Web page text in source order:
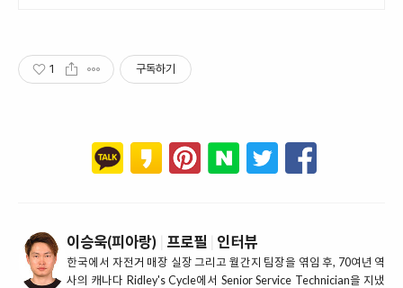
1 구독하기
이승욱(피아랑) 프로필 인터뷰
한국에서 자전거 매장 실장 그리고 월간지 팀장을 엮임 후, 70여년 역
사의 캐나다 Ridley's Cycle에서 Senior Service Technician을 지냈